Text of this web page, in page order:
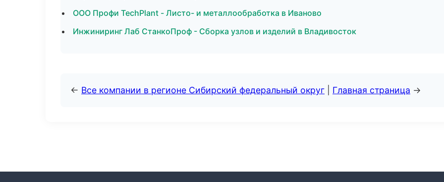
ООО Профи TechPlant - Листо- и металлообработка в Иваново
Инжиниринг Лаб СтанкоПроф - Сборка узлов и изделий в Владивосток
← Все компании в регионе Сибирский федеральный округ Главная страница →